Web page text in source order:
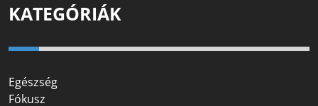
KATEGÓRIÁK
Egészség
Fókusz